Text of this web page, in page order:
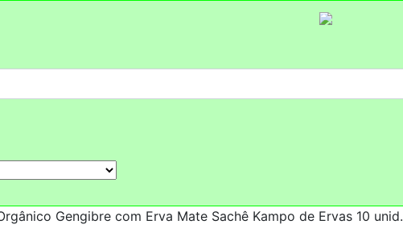
Gengibre com Erva Mate Sachê Kampo de Ervas 10 unid.